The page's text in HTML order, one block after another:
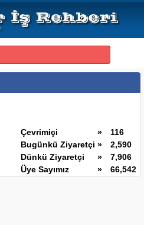
Çevrimiçi »
116
Bugünkü Ziyaretçi »
2,590
Dünkü Ziyaretçi
»
7,906
Üye Sayımız
» 66,542